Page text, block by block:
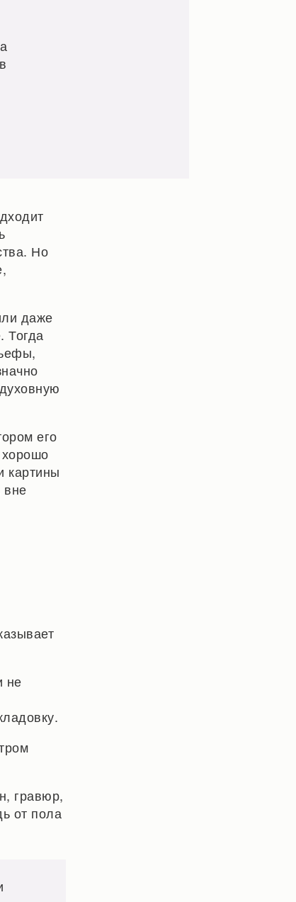
Но
даже
Тогда
его
картины
вне
не
гравюр,
от пола